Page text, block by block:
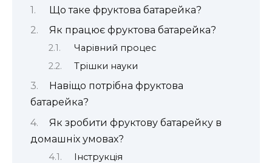
Що таке фруктова батарейка?
Як працює фруктова батарейка?
Чарівний процес
Трішки науки
Навіщо потрібна фруктова
батарейка?
Як зробити фруктову батарейку в
домашніх умовах?
Інструкція